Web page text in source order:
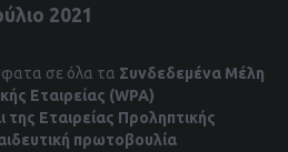
2021
σε όλα τα Συνδεδεμένα Μέλη
Εταιρείας (WPA)
Εταιρείας Προληπτικής
πρωτοβουλία